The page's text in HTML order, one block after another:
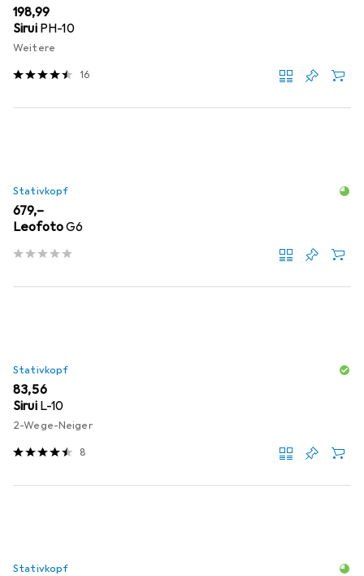
EUR
198,99
Sirui PH-10
Weitere
16
Stativkopf
EUR
679,–
LeofotoG6
Stativkopf
EUR
83,56
Sirui L-10
2-Wege-Neiger
8
Stativkopf